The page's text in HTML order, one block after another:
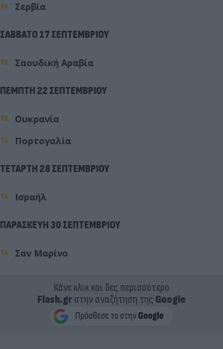
Σερβία
ΣΑΒΒΑΤΟ 17 ΣΕΠΤΕΜΒΡΙΟΥ
Σαουδική Αραβία
ΠΕΜΠΤΗ 22 ΣΕΠΤΕΜΒΡΙΟΥ
Ουκρανία
Πορτογαλία
ΤΕΤΑΡΤΗ 28 ΣΕΠΤΕΜΒΡΙΟΥ
Ισραήλ
ΠΑΡΑΣΚΕΥΗ 30 ΣΕΠΤΕΜΒΡΙΟΥ
Σαν Μαρίνο
Κάνε κλικ και δες περισσότερο
Flash.grστην αναζήτηση της Google